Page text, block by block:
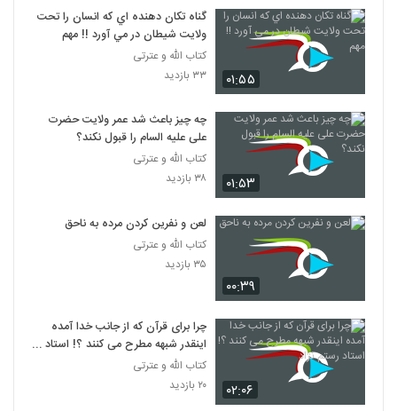
۰۱:۵۵
گناه تکان دهنده اي که انسان را تحت
ولايت شيطان در مي آورد !! مهم
کتاب الله و عترتی
۳۳ بازدید
۰۱:۵۳
چه چیز باعث شد عمر ولایت حضرت
علی علیه السام را قبول نکند؟
کتاب الله و عترتی
۳۸ بازدید
۰۰:۳۹
لعن و نفرين کردن مرده به ناحق
کتاب الله و عترتی
۳۵ بازدید
۰۲:۰۶
چرا برای قرآن که از جانب خدا آمده
اینقدر شبهه مطرح می کنند ؟! استاد
رستم نژاد
کتاب الله و عترتی
۲۰ بازدید